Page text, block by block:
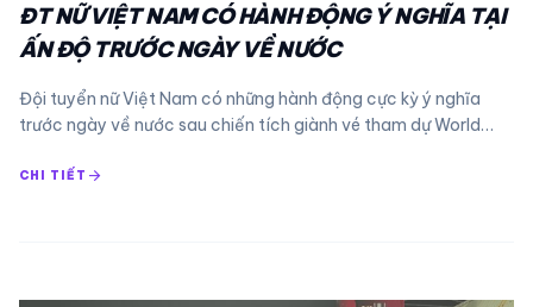
ĐT NỮ VIỆT NAM CÓ HÀNH ĐỘNG Ý NGHĨA TẠI
ẤN ĐỘ TRƯỚC NGÀY VỀ NƯỚC
Đội tuyển nữ Việt Nam có những hành động cực kỳ ý nghĩa
trước ngày về nước sau chiến tích giành vé tham dự World…
CHI TIẾT arrow_forward